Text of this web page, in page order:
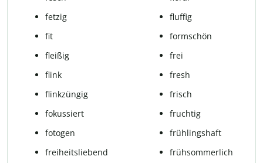
fetzig
fit
fleißig
flink
flink­zün­gig
fokussiert
fotogen
freiheitsliebend
fluffig
form­schön
frei
fresh
frisch
fruchtig
früh­lings­haft
früh­som­mer­lich